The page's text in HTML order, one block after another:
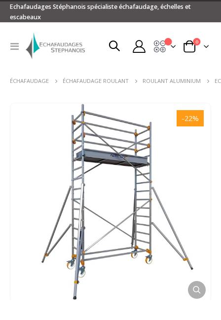
Echafaudages Stéphanois spécialiste échafaudage, échelles et
escabeaux
Basculer
Panier
0articles
Devis
ÉCHAFAUDAGE ÉCHAFAUDAGE ROULANT ROULANT ALUMINIUM
-22%